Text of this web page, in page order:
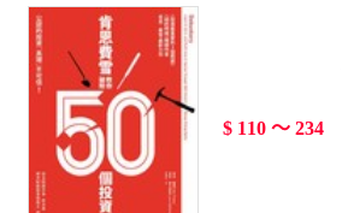
$ 110 ～ 234